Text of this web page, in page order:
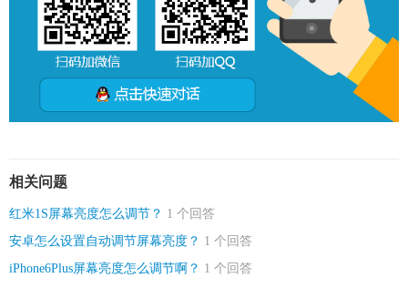
相关问题
红米1S屏幕亮度怎么调节？ 1 个回答
安卓怎么设置自动调节屏幕亮度？ 1 个回答
iPhone6Plus屏幕亮度怎么调节啊？ 1 个回答